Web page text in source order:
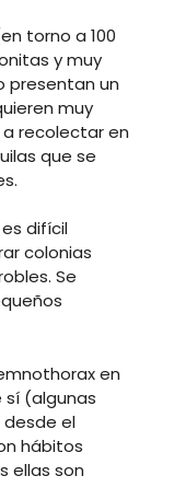
torno a 100
y muy
presentan un
muy
recolectar en
que se
difícil
colonias
Se
en
sí (algunas
desde el
hábitos
ellas son